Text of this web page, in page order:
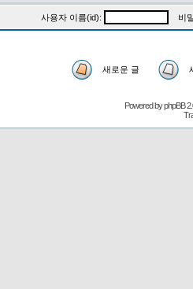
사용자 이름(id): 비
새로운 글
Powered byphpBB